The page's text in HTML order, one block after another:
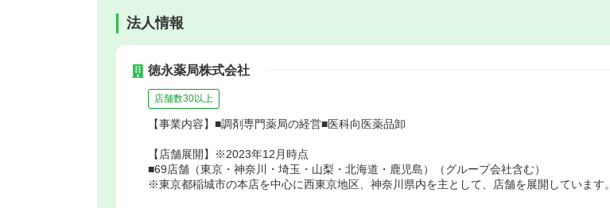
法人情報
徳永薬局株式会社
店舗数30以上
【事業内容】■調剤専門薬局の経営■医科向医薬品卸
【店舗展開】※2023年12月時点
■69店舗（東京・神奈川・埼玉・山梨・北海道・鹿児島）（グループ会社含む）
※東京都稲城市の本店を中心に西東京地区、神奈川県内を主として、店舗を展開しています。